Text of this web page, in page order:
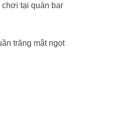
chơi tại quán bar
trăng mật ngọt